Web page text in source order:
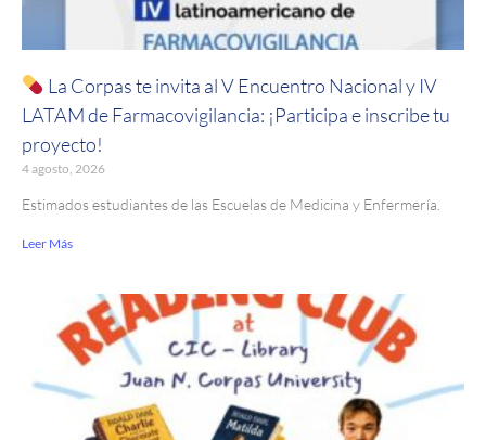
La Corpas te invita al V Encuentro Nacional y IV
LATAM de Farmacovigilancia: ¡Participa e inscribe tu
proyecto!
4 agosto, 2026
Estimados estudiantes de las Escuelas de Medicina y Enfermería.
Leer Más